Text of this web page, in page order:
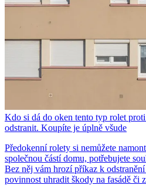
Kdo si dá do oken tento typ rolet
odstranit. Koupíte je úplně všude
Předokenní rolety si nemůžete
společnou částí domu, potřebujete
Bez něj vám hrozí příkaz k
povinnost uhradit škody na fasádě či